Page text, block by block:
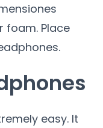
foam. Place
.
easy. It